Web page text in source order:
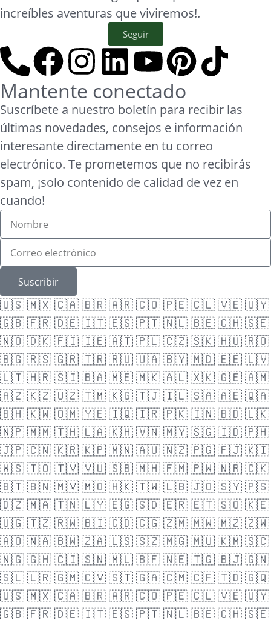
increíbles aventuras que viviremos!.
Seguir
Mantente conectado
Suscríbete a nuestro boletín para recibir las
últimas novedades, consejos e información
interesante directamente en tu correo
electrónico. Te prometemos que no recibirás
spam, ¡solo contenido de calidad de vez en
cuando!
Suscribir
🇺🇸🇲🇽🇨🇦🇧🇷🇦🇷🇨🇴🇵🇪🇨🇱🇻🇪🇺🇾
🇬🇧🇫🇷🇩🇪🇮🇹🇪🇸🇵🇹🇳🇱🇧🇪🇨🇭🇸🇪
🇳🇴🇩🇰🇫🇮🇮🇪🇦🇹🇵🇱🇨🇿🇸🇰🇭🇺🇷🇴
🇧🇬🇷🇸🇬🇷🇹🇷🇷🇺🇺🇦🇧🇾🇲🇩🇪🇪🇱🇻
🇱🇹🇭🇷🇸🇮🇧🇦🇲🇪🇲🇰🇦🇱🇽🇰🇬🇪🇦🇲
🇦🇿🇰🇿🇺🇿🇹🇲🇰🇬🇹🇯🇮🇱🇸🇦🇦🇪🇶🇦
🇧🇭🇰🇼🇴🇲🇾🇪🇮🇶🇮🇷🇵🇰🇮🇳🇧🇩🇱🇰
🇳🇵🇲🇲🇹🇭🇱🇦🇰🇭🇻🇳🇲🇾🇸🇬🇮🇩🇵🇭
🇯🇵🇨🇳🇰🇷🇰🇵🇲🇳🇦🇺🇳🇿🇵🇬🇫🇯🇰🇮
🇼🇸🇹🇴🇹🇻🇻🇺🇸🇧🇲🇭🇫🇲🇵🇼🇳🇷🇨🇰
🇧🇹🇧🇳🇲🇻🇲🇴🇭🇰🇹🇼🇱🇧🇯🇴🇸🇾🇵🇸
🇩🇿🇲🇦🇹🇳🇱🇾🇪🇬🇸🇩🇪🇷🇪🇹🇸🇴🇰🇪
🇺🇬🇹🇿🇷🇼🇧🇮🇨🇩🇨🇬🇿🇲🇲🇼🇲🇿🇿🇼
🇦🇴🇳🇦🇧🇼🇿🇦🇱🇸🇸🇿🇲🇬🇲🇺🇰🇲🇸🇨
🇳🇬🇬🇭🇨🇮🇸🇳🇲🇱🇧🇫🇳🇪🇹🇬🇧🇯🇬🇳
🇸🇱🇱🇷🇬🇲🇨🇻🇸🇹🇬🇦🇨🇲🇨🇫🇹🇩🇬🇶
🇺🇸🇲🇽🇨🇦🇧🇷🇦🇷🇨🇴🇵🇪🇨🇱🇻🇪🇺🇾
🇬🇧🇫🇷🇩🇪🇮🇹🇪🇸🇵🇹🇳🇱🇧🇪🇨🇭🇸🇪